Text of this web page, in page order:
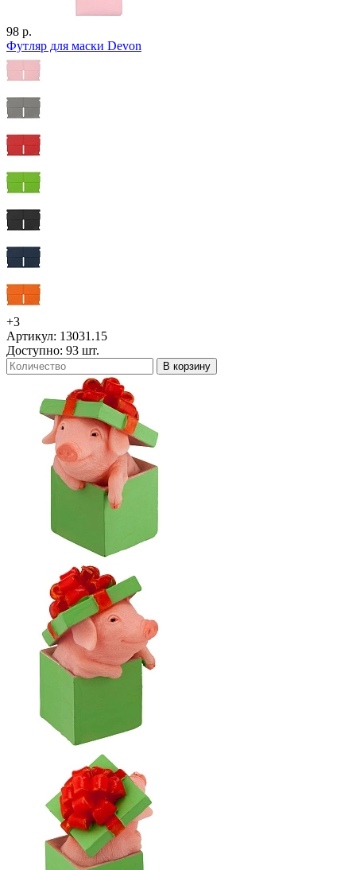
98 р.
Футляр для маски Devon
+3
Артикул: 13031.15
Доступно: 93 шт.
В корзину